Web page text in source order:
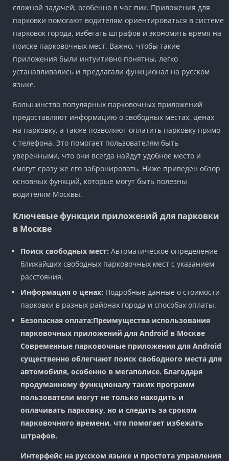
сложной задачей, особенно в час пик. Приложения для
парковки помогают водителям ориентироваться в системе
парковок города, избегать штрафов и экономить время на
поиске парковочных мест. Важно, чтобы такие
приложения были интуитивно понятны, легко
устанавливались и предлагали функционал на русском
языке.
Большинство популярных парковочных приложений
предоставляют информацию о свободных местах, ценах
на парковку, а также позволяют оплатить парковку прямо
с телефона. Это помогает пользователям быть
уверенными, что они всегда найдут удобное место и
смогут сразу же его забронировать. Ниже приведен обзор
основных функций, которые могут быть полезны
водителям Москвы.
Ключевые функции приложений для парковки
в Москве
Поиск свободных мест: Автоматическое определение
ближайших свободных парковочных мест с указанием
расстояния.
Информация о ценах: Подробные данные о стоимости
парковки в разных районах города и способах оплаты.
Безопасная оплата:Преимущества использования
парковочных приложений для Android в Москве
Современные парковочные приложения для Android
существенно облегчают поиск свободного места для
автомобиля, особенно в мегаполисе. Благодаря
продуманному функционалу таких программ
пользователи могут не только находить и
оплачивать парковку, но и следить за сроком
парковочного времени, что помогает избежать
штрафов.
Интерфейс на русском языке и простота управления